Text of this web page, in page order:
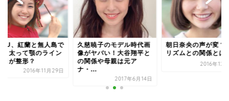
、紅蘭と無人島で
？太って顎のライン
目が整形？
2016年11月29日
久慈暁子のモデル時代画
像がヤバい！大谷翔平と
の関係や母親は元ア
ナ・...
2017年6月14日
朝日奈央の声が変？
リズムとの関係とは
2016年12